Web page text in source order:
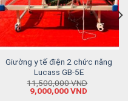
Giường y tế điện 2 chức năng
Lucass GB-5E
11,500,000VND
9,000,000VND